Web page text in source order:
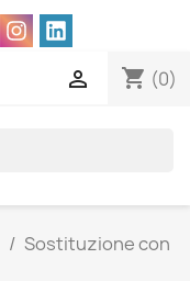
shopping_cart (0)

Sostituzione con